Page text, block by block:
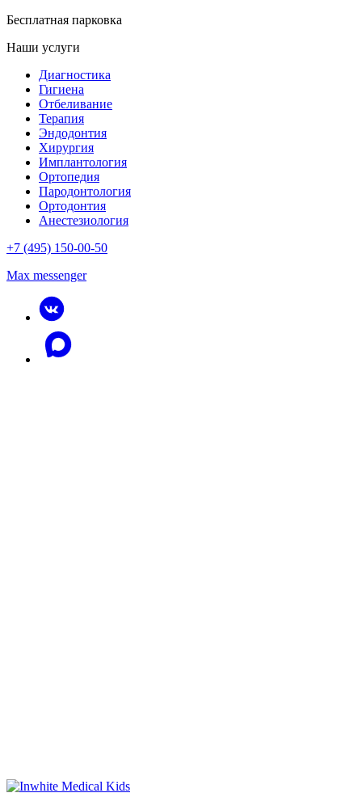
Бесплатная парковка
Наши услуги
Диагностика
Гигиена
Отбеливание
Терапия
Эндодонтия
Хирургия
Имплантология
Ортопедия
Пародонтология
Ортодонтия
Анестезиология
+7 (495) 150-00-50
Max messenger